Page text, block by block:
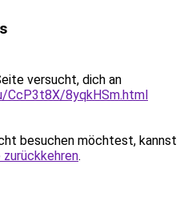
versucht, dich an
8yqkHSm.html
besuchen möchtest, kannst
.